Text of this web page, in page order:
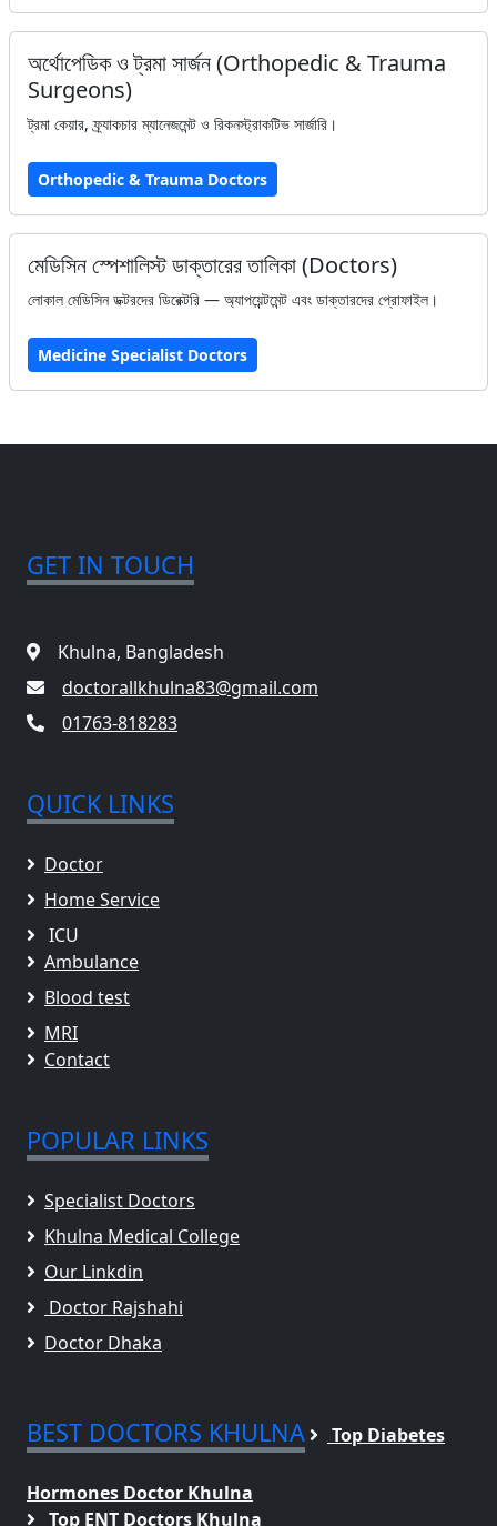
অর্থোপেডিক ও ট্রমা সার্জন (Orthopedic & Trauma
Surgeons)
ট্রমা কেয়ার, ফ্র্যাকচার ম্যানেজমেন্ট ও রিকনস্ট্রাকটিভ সার্জারি।
Orthopedic & Trauma Doctors
মেডিসিন স্পেশালিস্ট ডাক্তারের তালিকা (Doctors)
লোকাল মেডিসিন ডক্টরদের ডিরেক্টরি — অ্যাপয়েন্টমেন্ট এবং ডাক্তারদের প্রোফাইল।
Medicine Specialist Doctors
GET IN TOUCH
Khulna, Bangladesh
doctorallkhulna83@gmail.com
01763-818283
QUICK LINKS
Doctor
Home Service
ICU
Ambulance
Blood test
MRI
Contact
POPULAR LINKS
Specialist Doctors
Khulna Medical College
Our Linkdin
Doctor Rajshahi
Doctor Dhaka
BEST DOCTORS KHULNA Top Diabetes
Hormones Doctor Khulna
Top ENT Doctors Khulna